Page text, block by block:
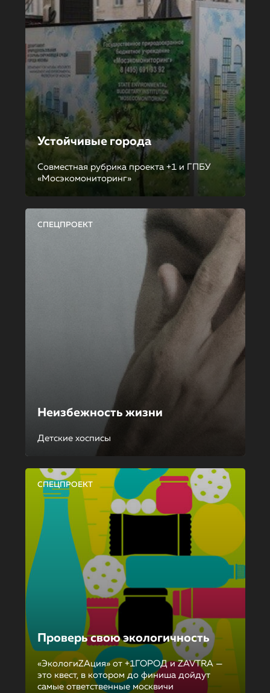
Устойчивые города
Совместная рубрика проекта +1 и ГПБУ
«Мосэкомониторинг»
СПЕЦПРОЕКТ
Неизбежность жизни
Детские хосписы
СПЕЦПРОЕКТ
Проверь свою экологичность
«ЭкологиZAция» от +1ГОРОД и ZAVTRA —
это квест, в котором до финиша дойдут
самые ответственные москвичи